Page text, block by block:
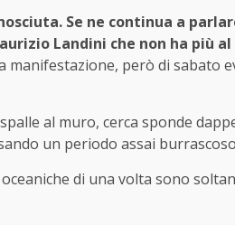
Se ne continua a
Landini che non ha più
manifestazione, però di sabato
al muro, cerca sponde
un periodo assai
oceaniche di una volta sono